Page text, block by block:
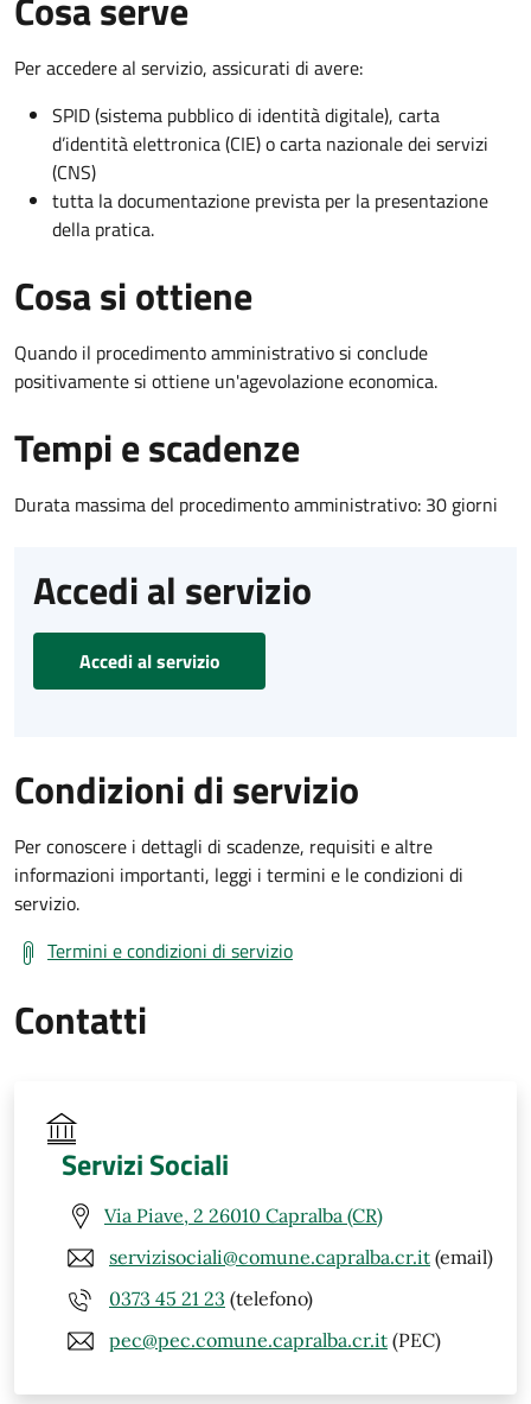
Per accedere al servizio, assicurati di avere:
SPID (sistema pubblico di identità digitale), carta
d’identità elettronica (CIE) o carta nazionale dei servizi
(CNS)
tutta la documentazione prevista per la presentazione
della pratica.
Cosa si ottiene
Quando il procedimento amministrativo si conclude
positivamente si ottiene un'agevolazione economica.
Tempi e scadenze
Durata massima del procedimento amministrativo: 30 giorni
Accedi al servizio
Accedi al servizio
Condizioni di servizio
Per conoscere i dettagli di scadenze, requisiti e altre
informazioni importanti, leggi i termini e le condizioni di
servizio.
Termini e condizioni di servizio
Contatti
Servizi Sociali
Via Piave, 2 26010 Capralba (CR)
servizisociali@comune.capralba.cr.it (email)
0373 45 21 23 (telefono)
pec@pec.comune.capralba.cr.it (PEC)